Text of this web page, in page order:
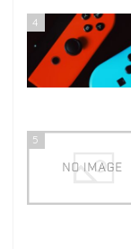
4
5